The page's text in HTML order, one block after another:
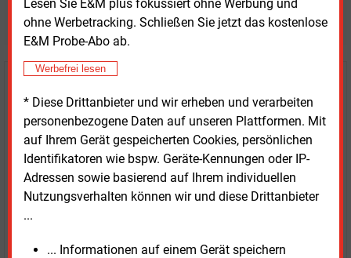
Lesen Sie E&M plus fokussiert ohne Werbung und
ohne Werbetracking. Schließen Sie jetzt das kostenlose
E&M Probe-Abo ab.
Werbefrei lesen
* Diese Drittanbieter und wir erheben und verarbeiten
personenbezogene Daten auf unseren Plattformen. Mit
auf Ihrem Gerät gespeicherten Cookies, persönlichen
Identifikatoren wie bspw. Geräte-Kennungen oder IP-
Adressen sowie basierend auf Ihrem individuellen
Nutzungsverhalten können wir und diese Drittanbieter
...
... Informationen auf einem Gerät speichern
weitere Nachrichten lesen?
erhalten Sie sofort diesen redaktionellen Beitrag für
nur €2.98